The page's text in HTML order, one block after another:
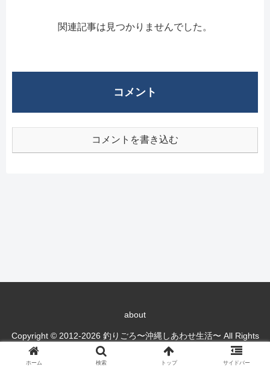
関連記事は見つかりませんでした。
コメント
コメントを書き込む
about
Copyright © 2012-2026 釣りごろ〜沖縄しあわせ生活〜 All Rights
ホーム 検索 トップ サイドバー